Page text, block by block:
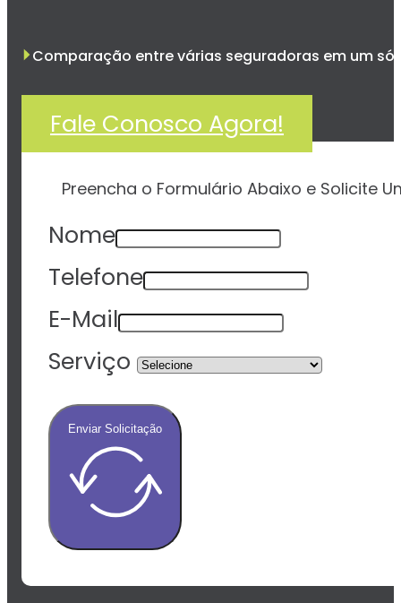
Comparação entre várias seguradoras em um só
Fale Conosco Agora!
Preencha o Formulário Abaixo e Solicite
Nome
Telefone
E-Mail
Serviço
Enviar Solicitação